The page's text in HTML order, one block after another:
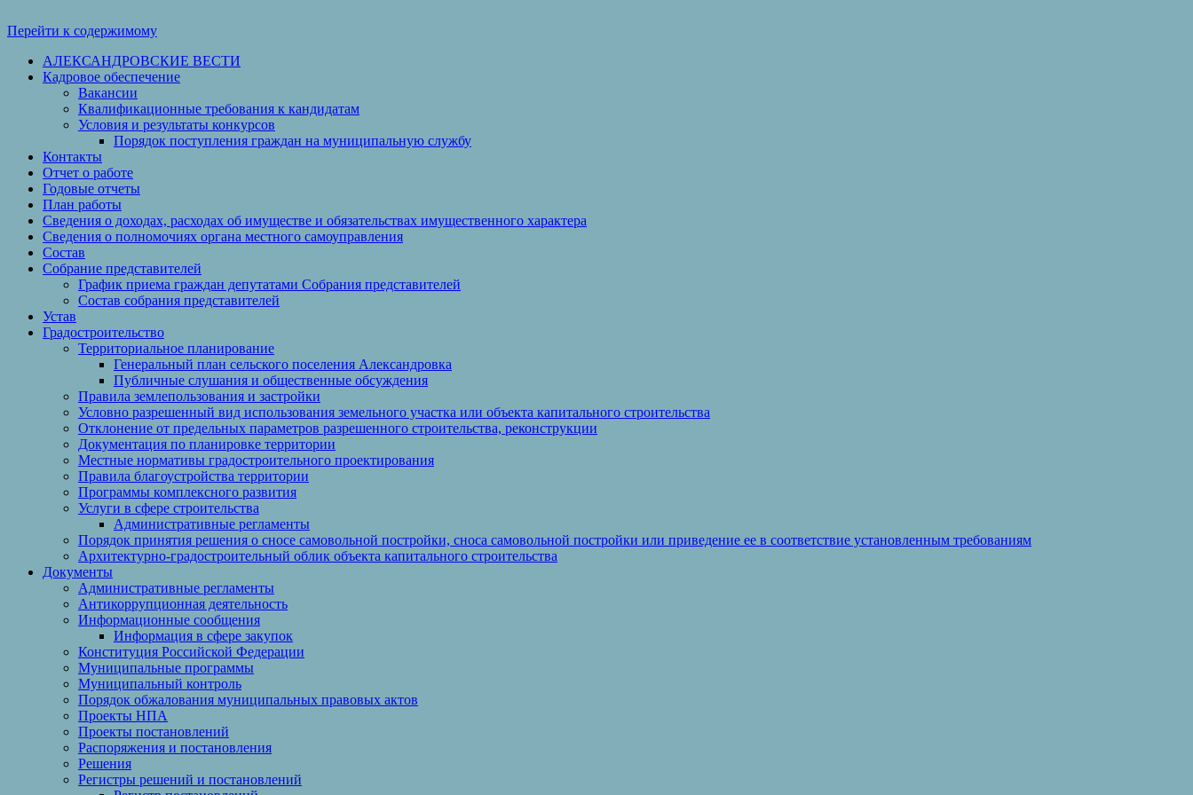
Перейти к содержимому
АЛЕКСАНДРОВСКИЕ ВЕСТИ
Кадровое обеспечение
Вакансии
Квалификационные требования к кандидатам
Условия и результаты конкурсов
Порядок поступления граждан на муниципальную службу
Контакты
Отчет о работе
Годовые отчеты
План работы
Сведения о доходах, расходах об имуществе и обязательствах имущественного характера
Сведения о полномочиях органа местного самоуправления
Состав
Собрание представителей
График приема граждан депутатами Собрания представителей
Состав собрания представителей
Устав
Градостроительство
Территориальное планирование
Генеральный план сельского поселения Александровка
Публичные слушания и общественные обсуждения
Правила землепользования и застройки
Условно разрешенный вид использования земельного участка или объекта капитального строительства
Отклонение от предельных параметров разрешенного строительства, реконструкции
Документация по планировке территории
Местные нормативы градостроительного проектирования
Правила благоустройства территории
Программы комплексного развития
Услуги в сфере строительства
Административные регламенты
Порядок принятия решения о сносе самовольной постройки, сноса самовольной постройки или приведение ее в соответствие установленным требованиям
Архитектурно-градостроительный облик объекта капитального строительства
Документы
Административные регламенты
Антикоррупционная деятельность
Информационные сообщения
Информация в сфере закупок
Конституция Российской Федерации
Муниципальные программы
Муниципальный контроль
Порядок обжалования муниципальных правовых актов
Проекты НПА
Проекты постановлений
Распоряжения и постановления
Решения
Регистры решений и постановлений